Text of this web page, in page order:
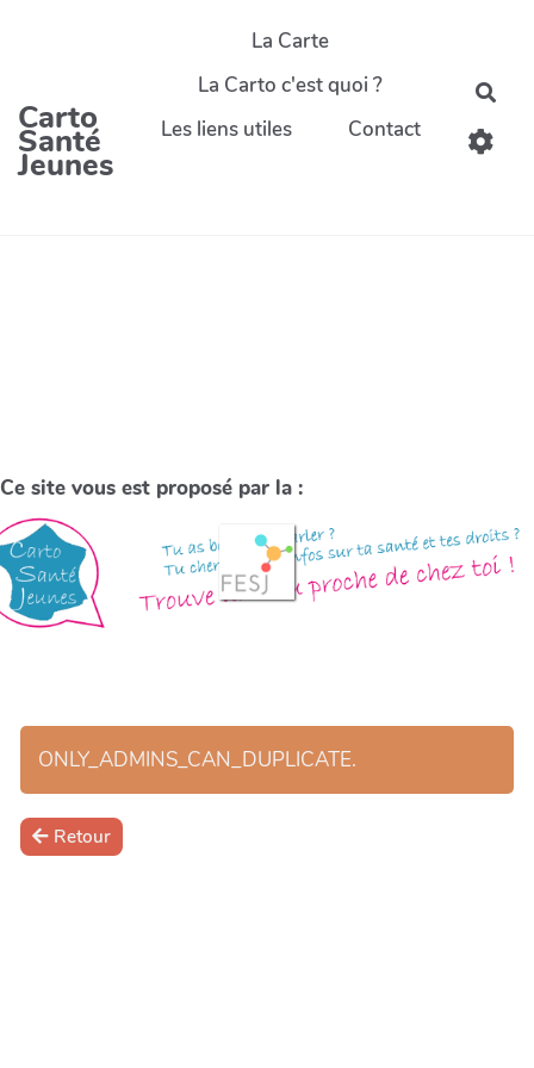
Carto
Santé
Jeunes
La Carte
La Carto c'est quoi ?
Les liens utiles
Contact
Ce site vous est proposé par la :
ONLY_ADMINS_CAN_DUPLICATE.
Retour